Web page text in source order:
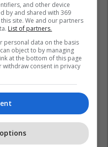
and other device
by and shared with 369
site. We and our partners
List of partners.
personal data on the basis
object to by managing
at the bottom of this page
withdraw consent in privacy